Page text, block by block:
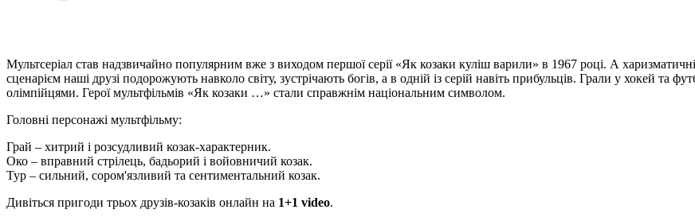
Мультсеріал став надзвичайно популярним вже з виходом першої серії «Як козаки куліш варили» в 1967 році. А
сценарієм наші друзі подорожують навколо світу, зустрічають богів, а в одній із серій навіть прибульців. Грали у хокей
олімпійцями. Герої мультфільмів «Як козаки …» стали справжнім національним символом.
Головні персонажі мультфільму:
Грай – хитрий і розсудливий козак-характерник.
Око – вправний стрілець, бадьорий і войовничий козак.
Тур – сильний, сором'язливий та сентиментальний козак.
Дивіться пригоди трьох друзів-козаків онлайн на 1+1 video.